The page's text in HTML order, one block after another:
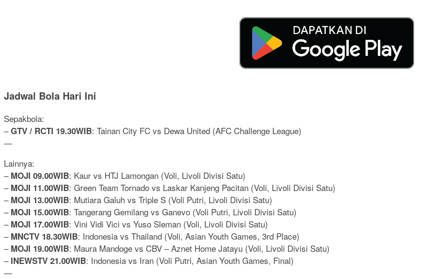
Jadwal Bola Hari Ini
Sepakbola:
–GTV / RCTI 19.30WIB: Tainan City FC vs Dewa United (AFC Challenge League)
—
Lainnya:
– MOJI 09.00WIB: Kaur vs HTJ Lamongan (Voli, Livoli Divisi Satu)
– MOJI 11.00WIB: Green Team Tornado vs Laskar Kanjeng Pacitan (Voli, Livoli Divisi Satu)
– MOJI 13.00WIB: Mutiara Galuh vs Triple S (Voli Putri, Livoli Divisi Satu)
– MOJI 15.00WIB: Tangerang Gemilang vs Ganevo (Voli Putri, Livoli Divisi Satu)
– MOJI 17.00WIB: Vini Vidi Vici vs Yuso Sleman (Voli, Livoli Divisi Satu)
– MNCTV 18.30WIB: Indonesia vs Thailand (Voli, Asian Youth Games, 3rd Place)
– MOJI 19.00WIB: Maura Mandoge vs CBV – Aznet Home Jatayu (Voli, Livoli Divisi Satu)
– INEWSTV 21.00WIB: Indonesia vs Iran (Voli Putri, Asian Youth Games, Final)
—